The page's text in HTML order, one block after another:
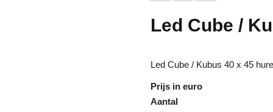
Led Cube /
Led Cube / Kubus 40 x 45
Prijs in euro
Aantal